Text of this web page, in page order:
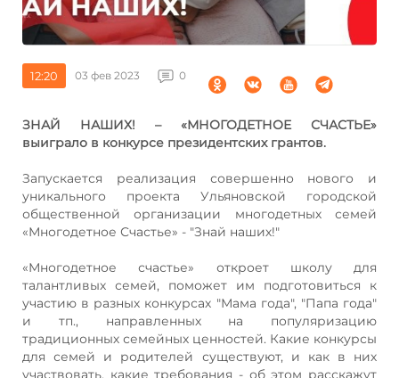
12:20 03 фев 2023 0
ЗНАЙ НАШИХ! – «МНОГОДЕТНОЕ СЧАСТЬЕ»
выиграло в конкурсе президентских грантов.
Запускается реализация совершенно нового и
уникального проекта Ульяновской городской
общественной организации многодетных семей
«Многодетное Счастье» - "Знай наших!"
«Многодетное счастье» откроет школу для
талантливых семей, поможет им подготовиться к
участию в разных конкурсах "Мама года", "Папа года"
и тп., направленных на популяризацию
традиционных семейных ценностей. Какие конкурсы
для семей и родителей существуют, и как в них
участвовать, какие требования - об этом расскажут